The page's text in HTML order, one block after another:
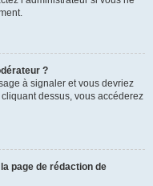
?
à signaler et vous devriez
dessus, vous accéderez
page de rédaction de